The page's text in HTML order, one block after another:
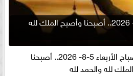
أذكار الصباح الخميس 6-8- 2026.. أصبحنا وأصبح الملك لله
أذكار الصباح الأربعاء 5-8- 2026.. أصبحنا
لله والحمد لله